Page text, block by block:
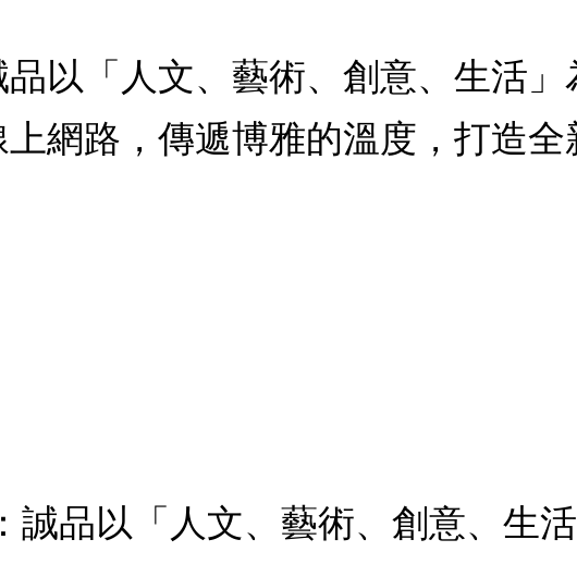
以「人文、藝術、創意、生活
網路，傳遞博雅的溫度，打造全
誠品以「人文、藝術、創意、生